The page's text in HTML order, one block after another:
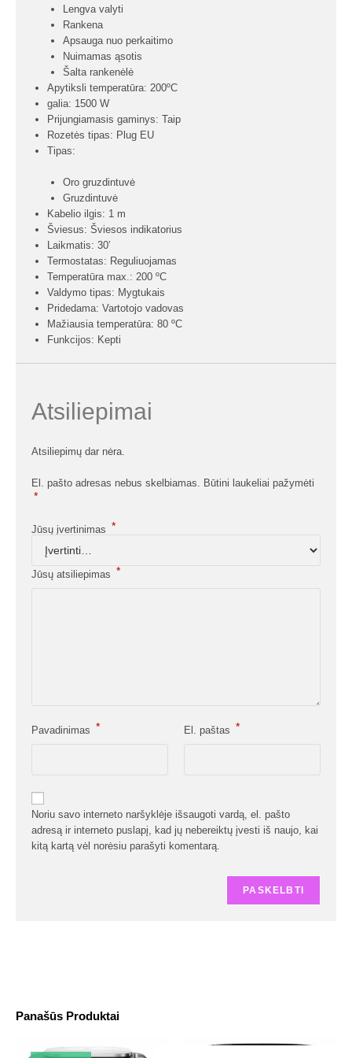
Panašūs Produktai
Lengva valyti
Rankena
Apsauga nuo perkaitimo
Nuimamas ąsotis
Šalta rankenėlė
Apytiksli temperatūra: 200ºC
galia: 1500 W
Prijungiamasis gaminys: Taip
Rozetės tipas: Plug EU
Tipas:
Oro gruzdintuvė
Gruzdintuvė
Kabelio ilgis: 1 m
Šviesus: Šviesos indikatorius
Laikmatis: 30′
Termostatas: Reguliuojamas
Temperatūra max.: 200 ºC
Valdymo tipas: Mygtukais
Pridedama: Vartotojo vadovas
Mažiausia temperatūra: 80 ºC
Funkcijos: Kepti
Atsiliepimai
Atsiliepimų dar nėra.
El. pašto adresas nebus skelbiamas. Būtini laukeliai pažymėti
*
Jūsų įvertinimas *
Jūsų atsiliepimas *
Pavadinimas * El. paštas *
Noriu savo interneto naršyklėje išsaugoti vardą, el. pašto
adresą ir interneto puslapį, kad jų nebereiktų įvesti iš naujo, kai
kitą kartą vėl norėsiu parašyti komentarą.